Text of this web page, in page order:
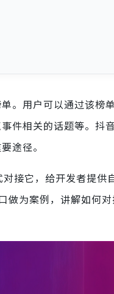
。用户可以通过该榜
件相关的话题等。抖
途径。
接它，给开发者提供
做为案例，讲解如何